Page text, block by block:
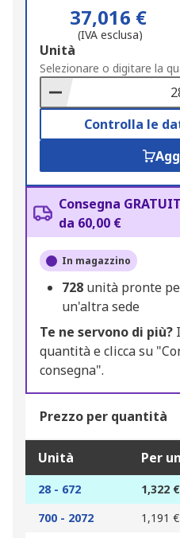
37,016 €
(IVA esclusa)
Add
to
Basket
Unità
Selezionare o digitare la
Controlla le
Consegna
da 60,00 €
In magazzino
728 unità pronte
un'altra sede
Te ne servono di più?
quantità e clicca su
consegna".
Prezzo per quantità
Unità Per
28 - 672 1,322 €
700 - 2072
1,191 €